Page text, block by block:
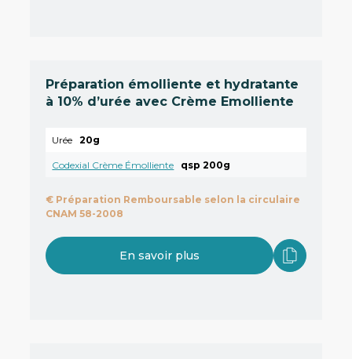
Préparation émolliente et hydratante
à 10% d’urée avec Crème Emolliente
Urée 20g
Codexial Crème Émolliente qsp 200g
€ Préparation Remboursable selon la circulaire
CNAM 58-2008
En savoir plus